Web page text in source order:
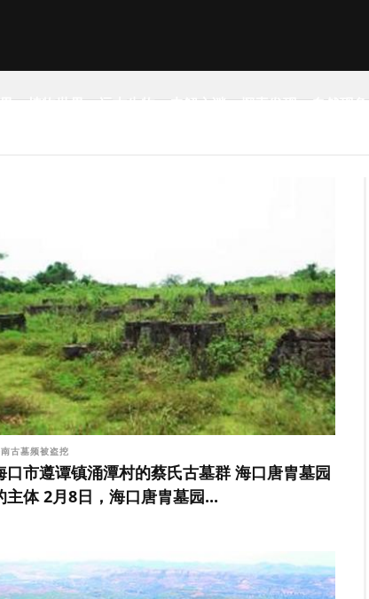
植物世界 远古生物 未解之谜 探索发现 自然现象
古墓频被盗挖
口市遵谭镇涌潭村的蔡氏古墓群 海口唐胄墓园
主体 2月8日，海口唐胄墓园...